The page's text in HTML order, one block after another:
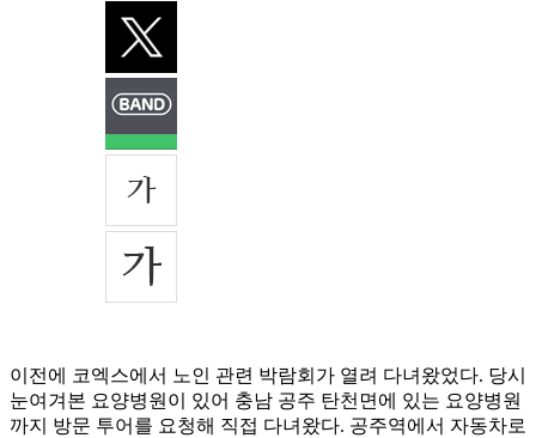
이전에 코엑스에서 노인 관련 박람회가 열려 다녀왔었다. 당시
눈여겨본 요양병원이 있어 충남 공주 탄천면에 있는 요양병원
까지 방문 투어를 요청해 직접 다녀왔다. 공주역에서 자동차로